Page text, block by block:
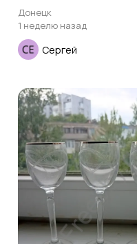
Донецк
1 неделю назад
Сергей